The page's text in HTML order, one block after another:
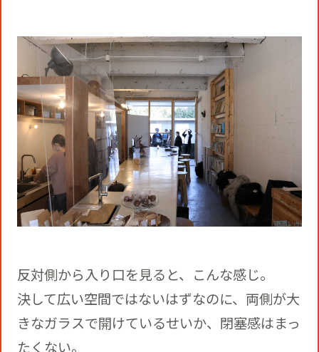
反対側から入り口を見ると、こんな感じ。
決して広い空間ではないはずなのに、両側が大
きなガラスで開けているせいか、閉塞感はまっ
たくない。